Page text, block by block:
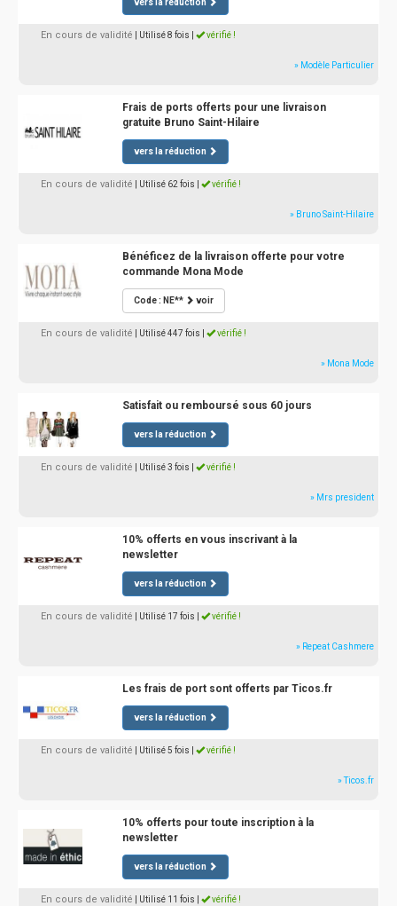
vers la réduction
En cours de validité | Utilisé 8 fois vérifié !
» Modèle Particulier
Frais de ports offerts pour une livraison
gratuite Bruno Saint-Hilaire
vers la réduction
En cours de validité | Utilisé 62 fois vérifié !
» Bruno Saint-Hilaire
Bénéficez de la livraison offerte pour votre
commande Mona Mode
Code : NE** voir
En cours de validité | Utilisé 447 fois vérifié !
» Mona Mode
Satisfait ou remboursé sous 60 jours
vers la réduction
En cours de validité | Utilisé 3 fois vérifié !
» Mrs president
10% offerts en vous inscrivant à la
newsletter
vers la réduction
En cours de validité | Utilisé 17 fois vérifié !
» Repeat Cashmere
Les frais de port sont offerts par Ticos.fr
vers la réduction
En cours de validité | Utilisé 5 fois vérifié !
» Ticos.fr
10% offerts pour toute inscription à la
newsletter
vers la réduction
En cours de validité | Utilisé 11 fois vérifié !